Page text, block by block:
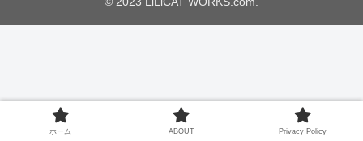
ホーム ABOUT Privacy Policy